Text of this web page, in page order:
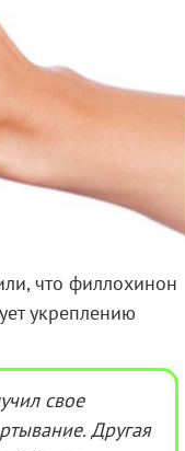
что филлохинон
укреплению
свое
Другая